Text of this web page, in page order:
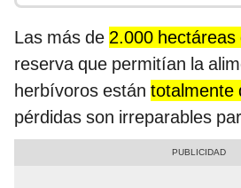
Las más de 2.000 hectáreas
reserva que permitían la
herbívoros están totalmente
pérdidas son irreparables